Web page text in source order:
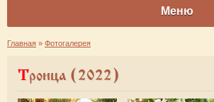
Меню
Главная » Фотогалерея
Троица (2022)